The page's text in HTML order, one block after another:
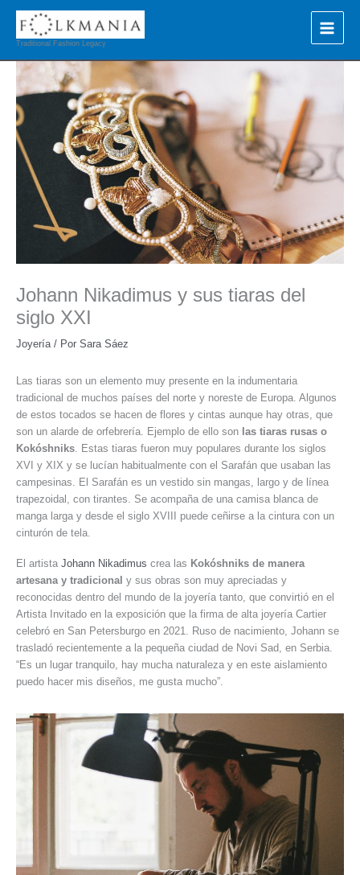
contenido
Traditional Fashion Legacy
Johann Nikadimus y sus tiaras del
siglo XXI
Joyería/ Por Sara Sáez
Las tiaras son un elemento muy presente en la indumentaria
tradicional de muchos países del norte y noreste de Europa. Algunos
de estos tocados se hacen de flores y cintas aunque hay otras, que
son un alarde de orfebrería. Ejemplo de ello son las tiaras rusas o
Kokóshniks . Estas tiaras fueron muy populares durante los siglos
XVI y XIX y se lucían habitualmente con el Sarafán que usaban las
campesinas. El Sarafán es un vestido sin mangas, largo y de línea
trapezoidal, con tirantes. Se acompaña de una camisa blanca de
manga larga y desde el siglo XVIII puede ceñirse a la cintura con un
cinturón de tela.
El artista Johann Nikadimus crea las Kokóshniks de manera
artesana y tradicional y sus obras son muy apreciadas y
reconocidas dentro del mundo de la joyería tanto, que convirtió en el
Artista Invitado en la exposición que la firma de alta joyería Cartier
celebró en San Petersburgo en 2021. Ruso de nacimiento, Johann se
trasladó recientemente a la pequeña ciudad de Novi Sad, en Serbia.
“Es un lugar tranquilo, hay mucha naturaleza y en este aislamiento
puedo hacer mis diseños, me gusta mucho”.